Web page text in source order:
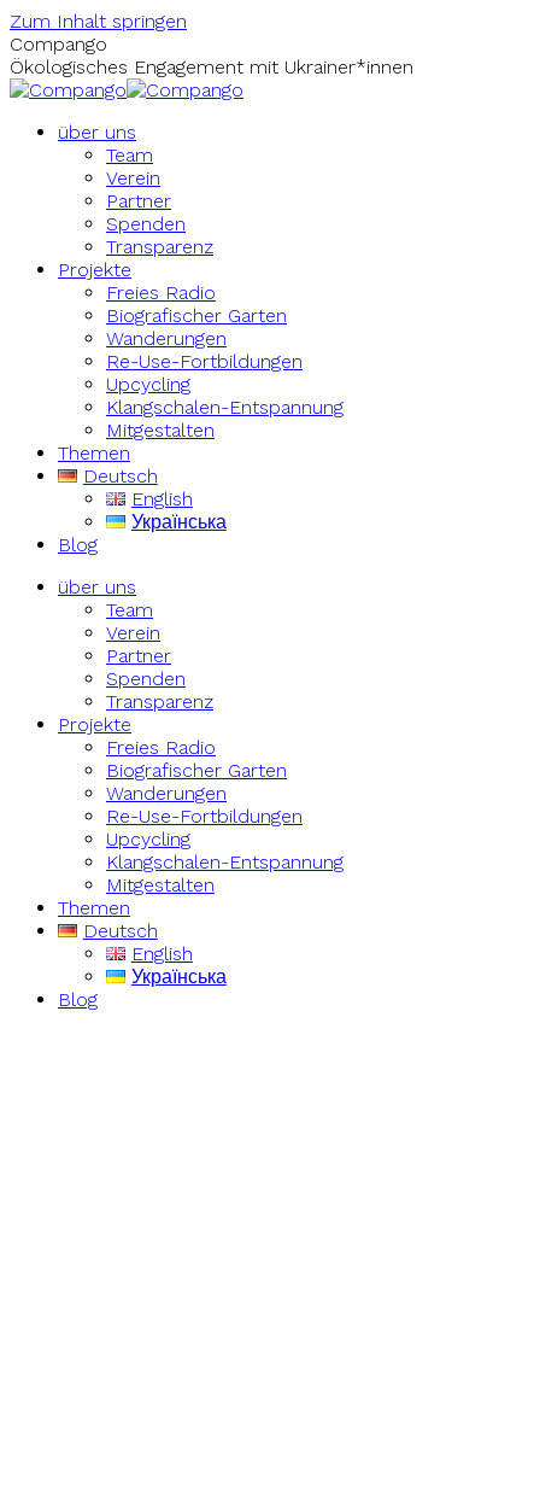
Zum Inhalt springen
Compango
Ökologisches Engagement mit Ukrainer*innen
über uns
Team
Verein
Partner
Spenden
Transparenz
Projekte
Freies Radio
Biografischer Garten
Wanderungen
Re-Use-Fortbildungen
Upcycling
Klangschalen-Entspannung
Mitgestalten
Themen
Deutsch
English
Українська
Blog
über uns
Team
Verein
Partner
Spenden
Transparenz
Projekte
Freies Radio
Biografischer Garten
Wanderungen
Re-Use-Fortbildungen
Upcycling
Klangschalen-Entspannung
Mitgestalten
Themen
Deutsch
English
Українська
Blog